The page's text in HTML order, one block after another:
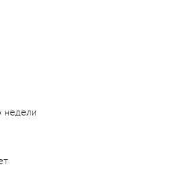
недели